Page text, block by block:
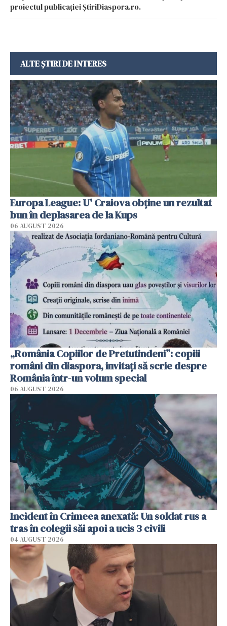
proiectul publicației ȘtiriDiaspora.ro.
ALTE ȘTIRI DE INTERES
Europa League: U' Craiova obține un rezultat
bun în deplasarea de la Kups
06 AUGUST 2026
„România Copiilor de Pretutindeni”: copiii
români din diaspora, invitați să scrie despre
România într-un volum special
06 AUGUST 2026
Incident în Crimeea anexată: Un soldat rus a
tras în colegii săi apoi a ucis 3 civili
04 AUGUST 2026